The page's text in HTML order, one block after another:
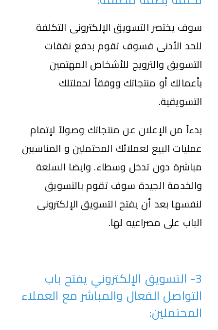
سوف يختصر التسويق الإلكترونى التكلفة
للحد الأدنى فسوف تقوم بدفع نفقات
التسويق والترويج للأشخاص المهتمين
بأعمالك أو منتجاتك ووفقاً لحملتلك
التسويقية.
بدءاً من الإعلان عن منتجاتك وصولاً لإتمام
عمليات البيع لعملائك المحتملين و المناسبين
مباشرة دون تدخل وسطاء. وايضا السلعة
والخدمة الجيدة سوف تقوم بالتسويق
لنفسها بعد أن يفتح التسويق الإلكترونى
الباب على مصراعيه لها.
3- التسويق الإلكتروني يفتح باب
التواصل الفعال والمباشر مع العملاء
المحتملين: